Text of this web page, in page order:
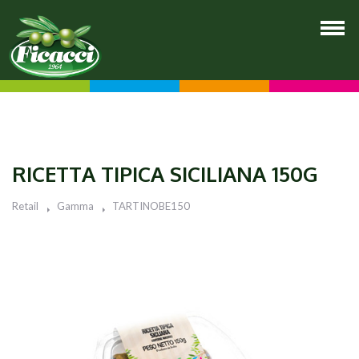
RICETTA TIPICA SICILIANA 150G
Retail Gamma TARTINOBE150